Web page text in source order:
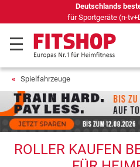
Deutschlands
für Sportgeräte (n-
Spielfahrzeuge
ROLLER KAUFEN